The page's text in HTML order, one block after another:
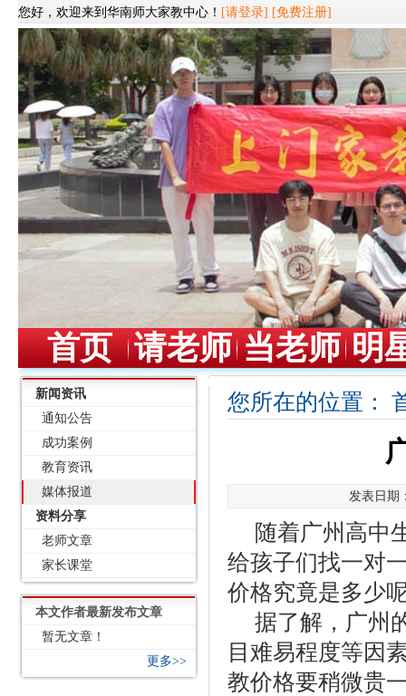
您好，欢迎来到华南师大家教中心！ [请登录] [免费注册]
首页 请老师 当老师 明
新闻资讯
通知公告
成功案例
教育资讯
媒体报道
资料分享
老师文章
家长课堂
本文作者最新发布文章
暂无文章！
更多>>
您所在的位置：
发表日期
随着广州高中
给孩子们找一对
价格究竟是多少
据了解，广州
目难易程度等因
教价格要稍微贵